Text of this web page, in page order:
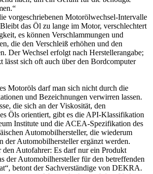
vorgeschriebenen Motorölwechsel-Intervalle
das Öl zu lange im Motor, verschlechtert
es können Verschlammungen und
die den Verschleiß erhöhen und den
Der Wechsel erfolgt nach Herstellerangabe;
lässt sich oft auch über den Bordcomputer
Motoröls darf man sich nicht durch die
und Bezeichnungen verwirren lassen.
die sich an der Viskosität, den
Öls orientiert, gibt es die API-Klassifikation
Institute und die ACEA-Spezifikation des
Automobilhersteller, die wiederum
der Automobilhersteller ergänzt werden.
den Autofahrer: Es darf nur ein Produkt
der Automobilhersteller für den betreffenden
betont der Sachverständige von DEKRA.